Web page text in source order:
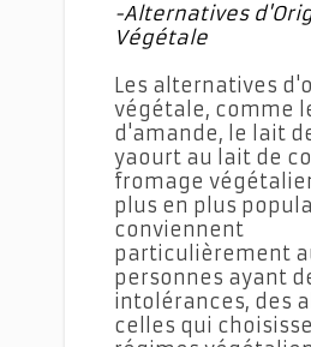
-Alternatives
Végétale
Les alternatives
végétale, comme
d'amande, le lait
yaourt au lait de
fromage
plus en plus
conviennent
particulièrement
personnes ayant
intolérances, des
celles qui